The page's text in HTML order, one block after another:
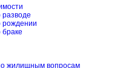
разводе
рождении
браке
жилищным вопросам